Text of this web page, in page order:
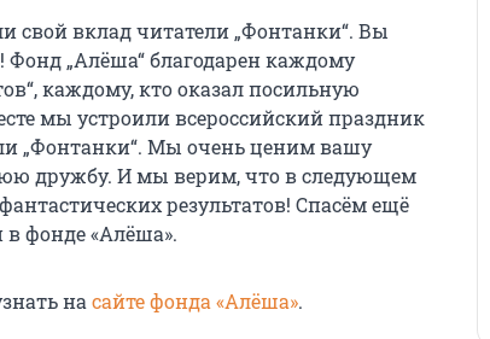
свой вклад читатели „Фонтанки“. Вы
„Алёша“ благодарен каждому
каждому, кто оказал посильную
мы устроили всероссийский праздник
„Фонтанки“. Мы очень ценим вашу
дружбу. И мы верим, что в следующем
результатов! Спасём ещё
фонде «Алёша».
на сайте фонда «Алёша».